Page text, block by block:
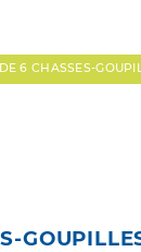
6 CHASSES-